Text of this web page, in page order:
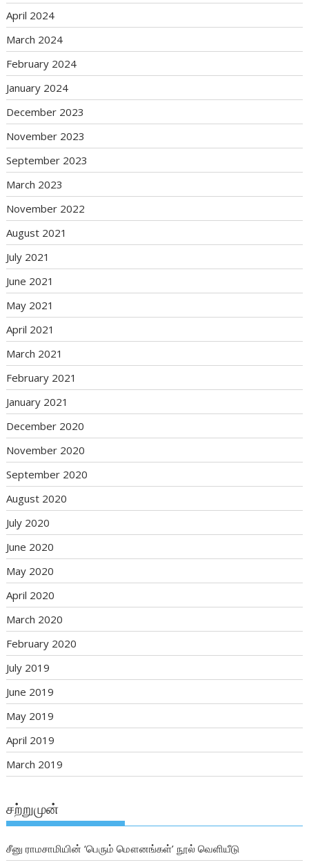
April 2024
March 2024
February 2024
January 2024
December 2023
November 2023
September 2023
March 2023
November 2022
August 2021
July 2021
June 2021
May 2021
April 2021
March 2021
February 2021
January 2021
December 2020
November 2020
September 2020
August 2020
July 2020
June 2020
May 2020
April 2020
March 2020
February 2020
July 2019
June 2019
May 2019
April 2019
March 2019
சற்றுமுன்
சீனு ராமசாமியின் ‘பெரும் மௌனங்கள்’ நூல் வெளியீடு